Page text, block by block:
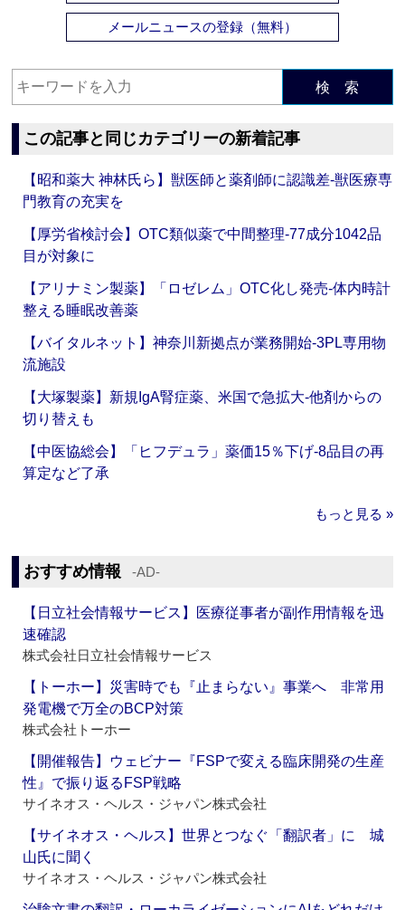
メールニュースの登録（無料）
検 索
この記事と同じカテゴリーの新着記事
【昭和薬大 神林氏ら】獣医師と薬剤師に認識差‐獣医療専
門教育の充実を
【厚労省検討会】OTC類似薬で中間整理‐77成分1042品
目が対象に
【アリナミン製薬】「ロゼレム」OTC化し発売‐体内時計
整える睡眠改善薬
【バイタルネット】神奈川新拠点が業務開始‐3PL専用物
流施設
【大塚製薬】新規IgA腎症薬、米国で急拡大‐他剤からの
切り替えも
【中医協総会】「ヒフデュラ」薬価15％下げ‐8品目の再
算定など了承
もっと見る »
おすすめ情報 ‐AD‐
【日立社会情報サービス】医療従事者が副作用情報を迅
速確認
株式会社日立社会情報サービス
【トーホー】災害時でも『止まらない』事業へ 非常用
発電機で万全のBCP対策
株式会社トーホー
【開催報告】ウェビナー『FSPで変える臨床開発の生産
性』で振り返るFSP戦略
サイネオス・ヘルス・ジャパン株式会社
【サイネオス・ヘルス】世界とつなぐ「翻訳者」に 城
山氏に聞く
サイネオス・ヘルス・ジャパン株式会社